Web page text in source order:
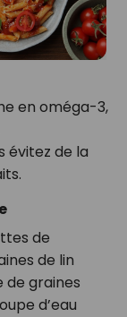
en oméga-3,
évitez de la
de
de lin
de graines
d’eau